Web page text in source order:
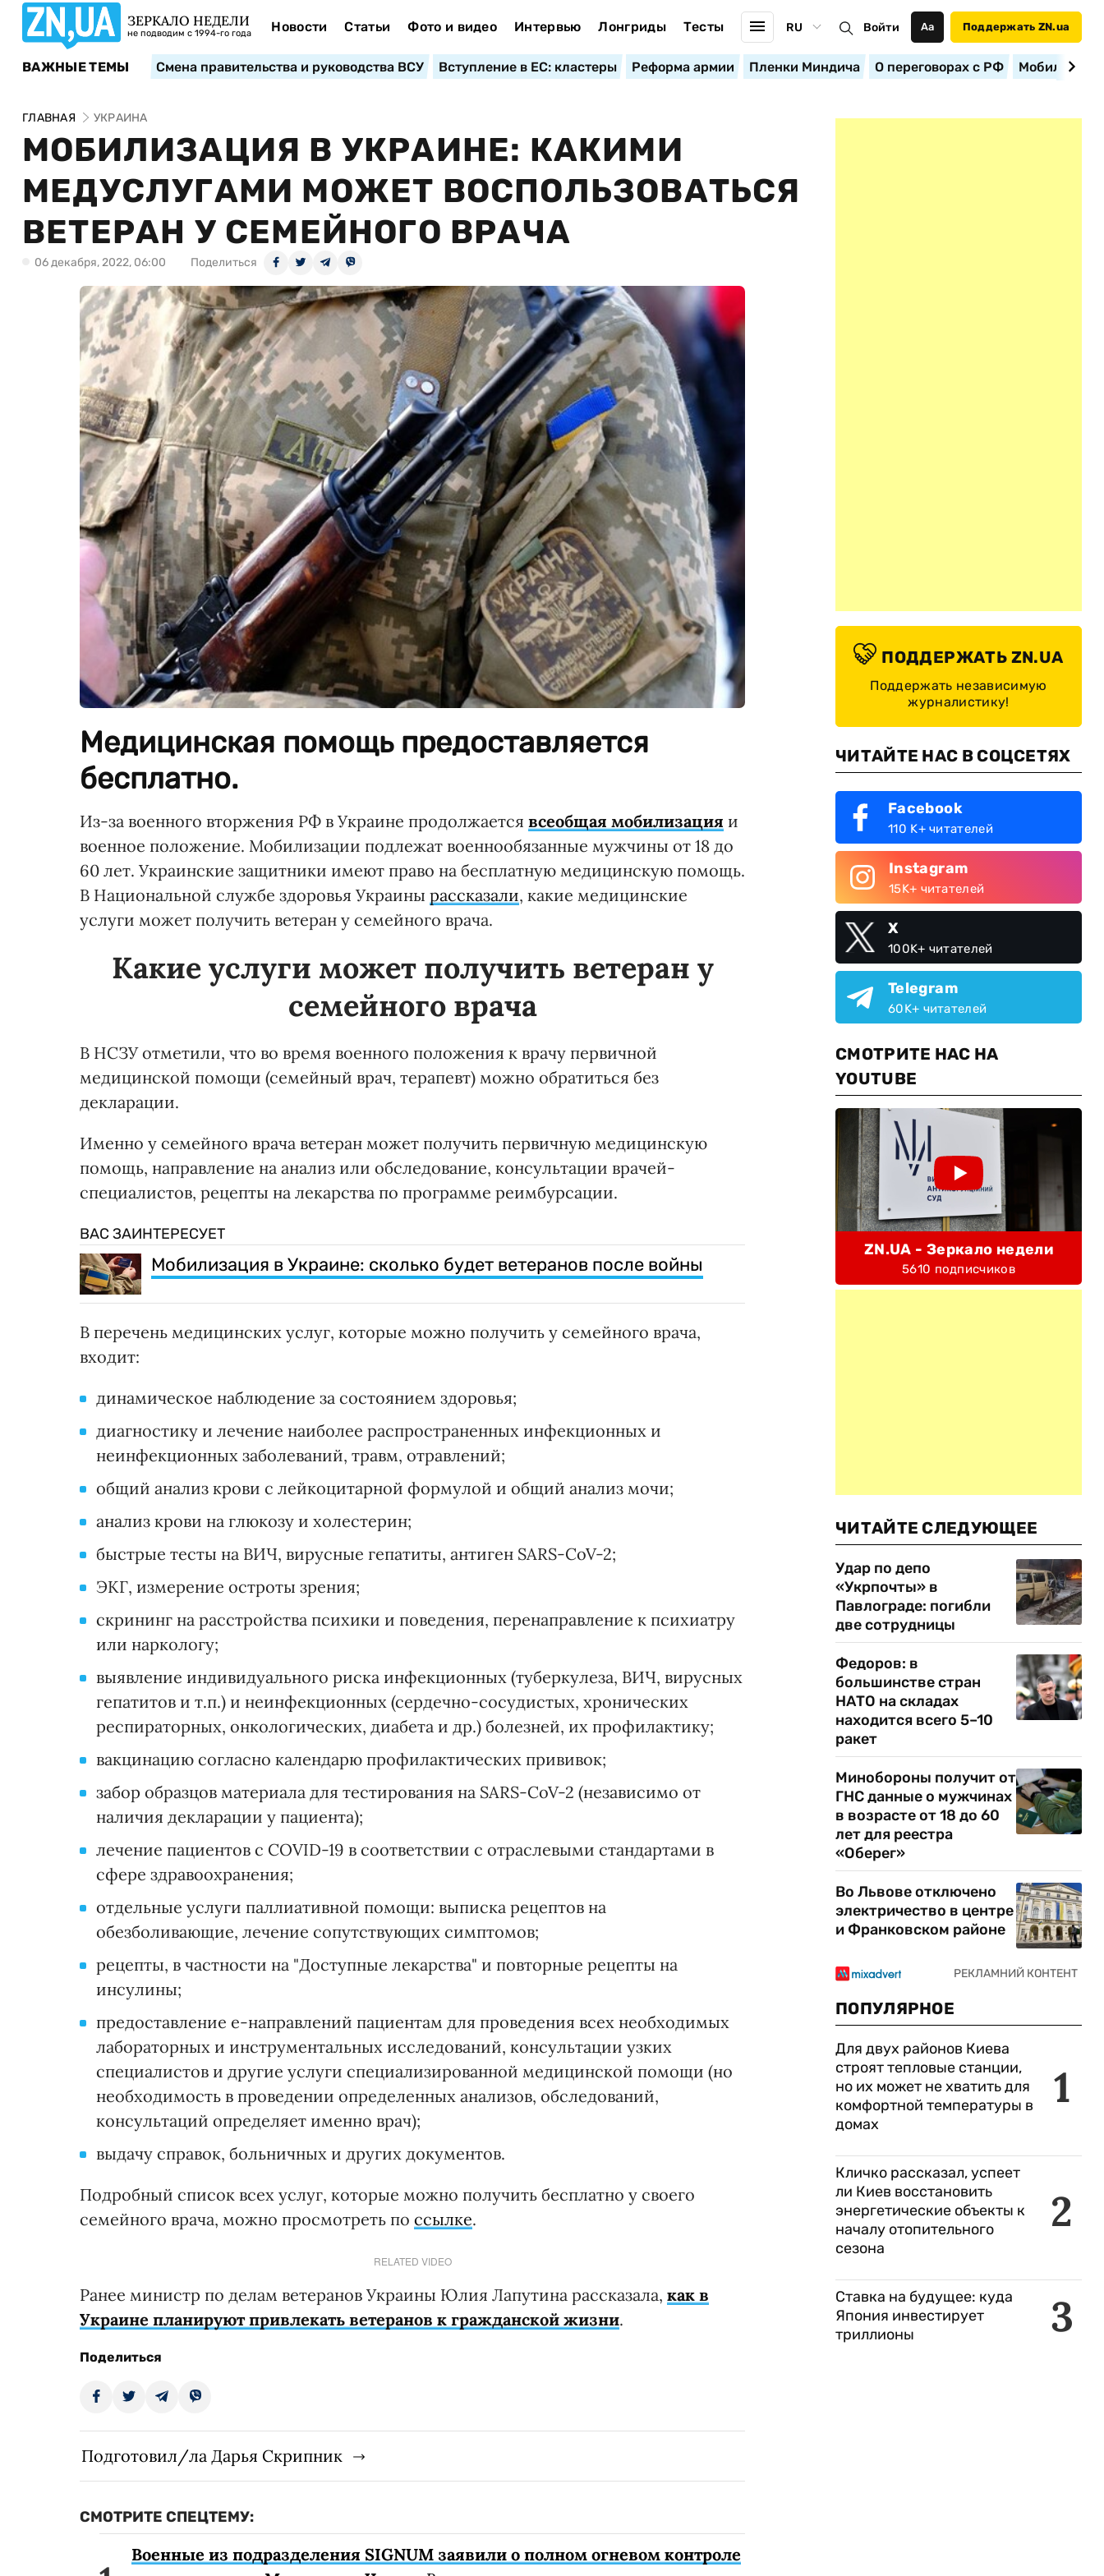
ЗЕРКАЛО НЕДЕЛИ
не подводим с 1994-го года Новости Статьи Фото и видео Интервью Лонгриды Тесты RU Войти Аа Поддержать ZN.ua
ВАЖНЫЕ ТЕМЫ Смена правительства и руководства ВСУ Вступление в ЕС: кластеры Реформа армии Пленки Миндича О переговорах с РФ
ГЛАВНАЯ УКРАИНА
МОБИЛИЗАЦИЯ В УКРАИНЕ: КАКИМИ
МЕДУСЛУГАМИ МОЖЕТ ВОСПОЛЬЗОВАТЬСЯ
ВЕТЕРАН У СЕМЕЙНОГО ВРАЧА
06 декабря, 2022, 06:00 Поделиться
Медицинская помощь предоставляется
бесплатно.
Из-за военного вторжения РФ в Украине продолжается всеобщая мобилизация и
военное положение. Мобилизации подлежат военнообязанные мужчины от 18 до
60 лет. Украинские защитники имеют право на бесплатную медицинскую помощь.
В Национальной службе здоровья Украины рассказали, какие медицинские
услуги может получить ветеран у семейного врача.
Какие услуги может получить ветеран у
семейного врача
В НСЗУ отметили, что во время военного положения к врачу первичной
медицинской помощи (семейный врач, терапевт) можно обратиться без
декларации.
Именно у семейного врача ветеран может получить первичную медицинскую
помощь, направление на анализ или обследование, консультации врачей-
специалистов, рецепты на лекарства по программе реимбурсации.
ВАС ЗАИНТЕРЕСУЕТ
Мобилизация в Украине: сколько будет ветеранов после войны
В перечень медицинских услуг, которые можно получить у семейного врача,
входит:
динамическое наблюдение за состоянием здоровья;
диагностику и лечение наиболее распространенных инфекционных и
неинфекционных заболеваний, травм, отравлений;
общий анализ крови с лейкоцитарной формулой и общий анализ мочи;
анализ крови на глюкозу и холестерин;
быстрые тесты на ВИЧ, вирусные гепатиты, антиген SARS-CoV-2;
ЭКГ, измерение остроты зрения;
скрининг на расстройства психики и поведения, перенаправление к психиатру
или наркологу;
выявление индивидуального риска инфекционных (туберкулеза, ВИЧ, вирусных
гепатитов и т.п.) и неинфекционных (сердечно-сосудистых, хронических
респираторных, онкологических, диабета и др.) болезней, их профилактику;
вакцинацию согласно календарю профилактических прививок;
забор образцов материала для тестирования на SARS-CoV-2 (независимо от
наличия декларации у пациента);
лечение пациентов с COVID-19 в соответствии с отраслевыми стандартами в
сфере здравоохранения;
отдельные услуги паллиативной помощи: выписка рецептов на
обезболивающие, лечение сопутствующих симптомов;
рецепты, в частности на "Доступные лекарства" и повторные рецепты на
инсулины;
предоставление е-направлений пациентам для проведения всех необходимых
лабораторных и инструментальных исследований, консультации узких
специалистов и другие услуги специализированной медицинской помощи (но
необходимость в проведении определенных анализов, обследований,
консультаций определяет именно врач);
выдачу справок, больничных и других документов.
Подробный список всех услуг, которые можно получить бесплатно у своего
семейного врача, можно просмотреть по ссылке.
RELATED VIDEO
Ранее министр по делам ветеранов Украины Юлия Лапутина рассказала, как в
Украине планируют привлекать ветеранов к гражданской жизни.
Поделиться
Подготовил/ла Дарья Скрипник
СМОТРИТЕ СПЕЦТЕМУ:
Военные из подразделения SIGNUM заявили о полном огневом контроле
ПОДДЕРЖАТЬ ZN.UA
Поддержать независимую
журналистику!
ЧИТАЙТЕ НАС В СОЦСЕТЯХ
Facebook
110 K+ читателей
Instagram
15K+ читателей
X
100K+ читателей
Telegram
60K+ читателей
СМОТРИТЕ НАС НА
YOUTUBE
ZN.UA - Зеркало недели
5610 подписчиков
ЧИТАЙТЕ СЛЕДУЮЩЕЕ
Удар по депо
«Укрпочты» в
Павлограде: погибли
две сотрудницы
Федоров: в
большинстве стран
НАТО на складах
находится всего 5–10
ракет
Минобороны получит от
ГНС данные о мужчинах
в возрасте от 18 до 60
лет для реестра
«Оберег»
Во Львове отключено
электричество в центре
и Франковском районе
ПОПУЛЯРНОЕ
1
Для двух районов Киева
строят тепловые станции,
но их может не хватить для
комфортной температуры в
домах
2
Кличко рассказал, успеет
ли Киев восстановить
энергетические объекты к
началу отопительного
сезона
3
Ставка на будущее: куда
Япония инвестирует
триллионы